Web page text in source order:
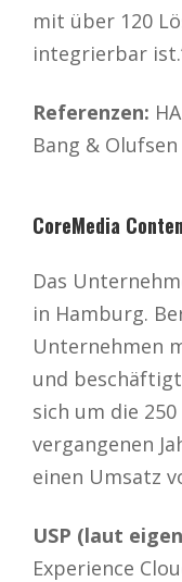
mit über 120
integrierbar
Referenzen:
Bang & Olufsen
CoreMedia
Das
in Hamburg.
Unternehmen
und
sich um die
vergangenen
einen Umsatz
USP (laut
Experience